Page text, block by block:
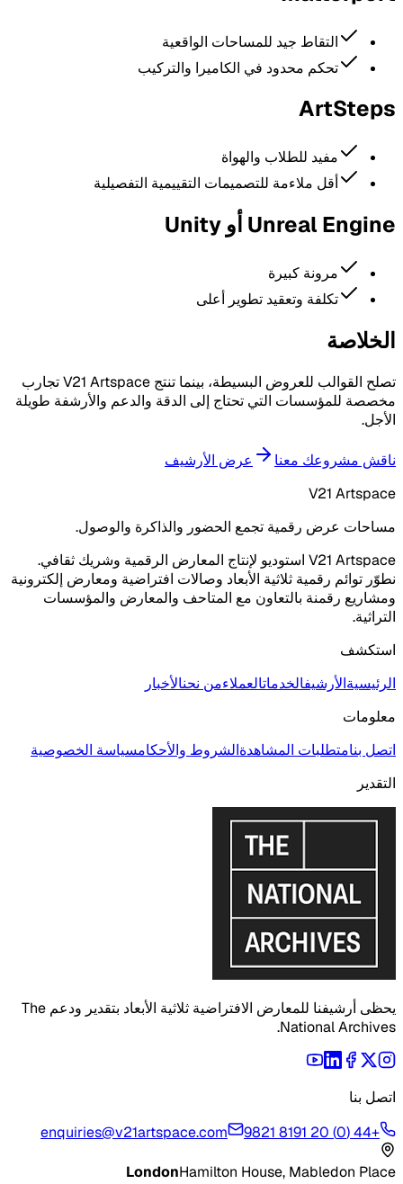
التقاط جيد للمساحات الواقعية
تحكم محدود في الكاميرا والتركيب
ArtSteps
مفيد للطلاب والهواة
أقل ملاءمة للتصميمات التقييمية التفصيلية
Unreal Engine أو Unity
مرونة كبيرة
تكلفة وتعقيد تطوير أعلى
الخلاصة
تصلح القوالب للعروض البسيطة، بينما تنتج V21 Artspace تجارب
مخصصة للمؤسسات التي تحتاج إلى الدقة والدعم والأرشفة طويلة
الأجل.
ناقش مشروعك معنا
عرض الأرشيف
V21 Artspace
مساحات عرض رقمية تجمع الحضور والذاكرة والوصول.
V21 Artspace استوديو لإنتاج المعارض الرقمية وشريك ثقافي.
نطوّر توائم رقمية ثلاثية الأبعاد وصالات افتراضية ومعارض إلكترونية
ومشاريع رقمنة بالتعاون مع المتاحف والمعارض والمؤسسات
التراثية.
استكشف
الرئيسيةالأرشيفالخدماتالعملاءمن نحنالأخبار
معلومات
اتصل بنامتطلبات المشاهدةالشروط والأحكامسياسة الخصوصية
التقدير
يحظى أرشيفنا للمعارض الافتراضية ثلاثية الأبعاد بتقدير ودعم The
National Archives.
اتصل بنا
+44 (0) 20 8191 9821
enquiries@v21artspace.com
LondonHamilton House, Mabledon Place